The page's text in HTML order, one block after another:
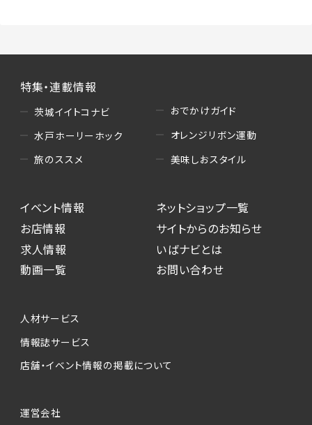
特集・連載情報
茨城イイトコナビ
水戸ホーリーホック
旅のススメ
おでかけガイド
オレンジリボン運動
美味しおスタイル
イベント情報
お店情報
求人情報
動画一覧
ネットショップ一覧
サイトからのお知らせ
いばナビとは
お問い合わせ
人材サービス
情報誌サービス
店舗・イベント情報の掲載について
運営会社